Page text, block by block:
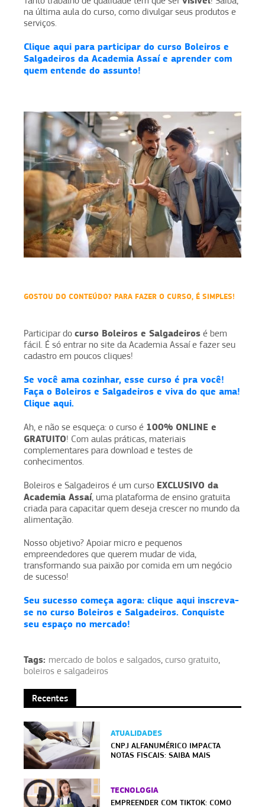
na última aula do curso, como divulgar seus produtos e
serviços.
Clique aqui para participar do curso Boleiros e
Salgadeiros da Academia Assaí e aprender com
quem entende do assunto!
GOSTOU DO CONTEÚDO? PARA FAZER O CURSO, É SIMPLES!
Participar do curso Boleiros e Salgadeiros é bem
fácil. É só entrar no site da Academia Assaí e fazer seu
cadastro em poucos cliques!
Se você ama cozinhar, esse curso é pra você!
Faça o Boleiros e Salgadeiros e viva do que ama!
Clique aqui.
Ah, e não se esqueça: o curso é 100% ONLINE e
GRATUITO! Com aulas práticas, materiais
complementares para download e testes de
conhecimentos.
Boleiros e Salgadeiros é um curso EXCLUSIVO da
Academia Assaí, uma plataforma de ensino gratuita
criada para capacitar quem deseja crescer no mundo da
alimentação.
Nosso objetivo? Apoiar micro e pequenos
empreendedores que querem mudar de vida,
transformando sua paixão por comida em um negócio
de sucesso!
Seu sucesso começa agora: clique aqui inscreva-
se no curso Boleiros e Salgadeiros. Conquiste
seu espaço no mercado!
Tags: mercado de bolos e salgados, curso gratuito,
boleiros e salgadeiros
Recentes
ATUALIDADES
CNPJ ALFANUMÉRICO IMPACTA
NOTAS FISCAIS: SAIBA MAIS
TECNOLOGIA
EMPREENDER COM TIKTOK: COMO